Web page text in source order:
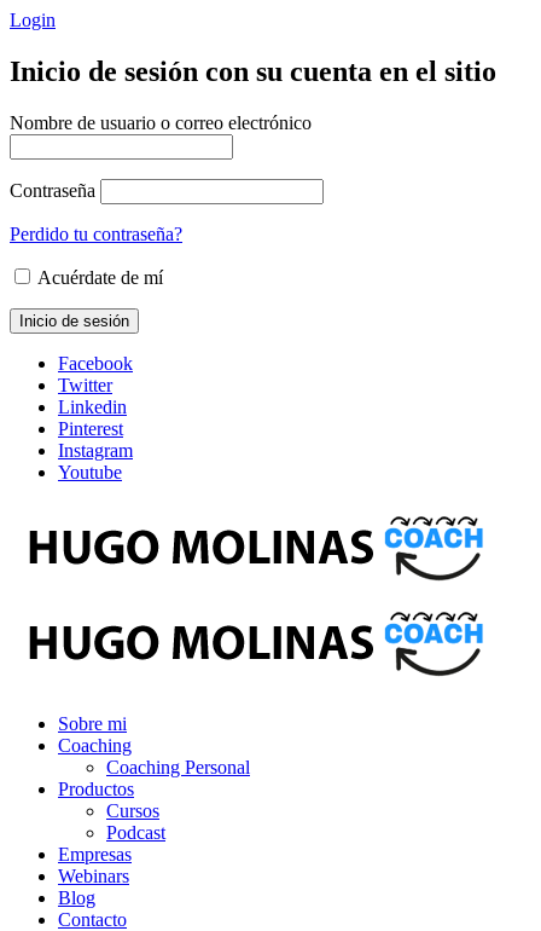
Login
Inicio de sesión con su cuenta en el sitio
Nombre de usuario o correo electrónico
Contraseña
Perdido tu contraseña?
Acuérdate de mí
Facebook
Twitter
Linkedin
Pinterest
Instagram
Youtube
Sobre mi
Coaching
Coaching Personal
Productos
Cursos
Podcast
Empresas
Webinars
Blog
Contacto